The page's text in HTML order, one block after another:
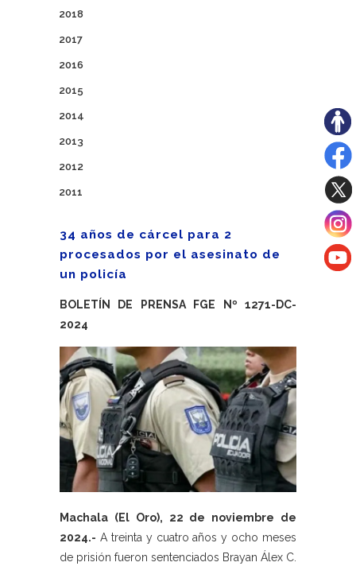
2018
2017
2016
2015
2014
2013
2012
2011
34 años de cárcel para 2
procesados por el asesinato de
un policía
BOLETÍN DE PRENSA FGE Nº 1271-DC-
2024
Machala (El Oro), 22 de noviembre de
2024.- A treinta y cuatro años y ocho meses
de prisión fueron sentenciados Brayan Álex C.